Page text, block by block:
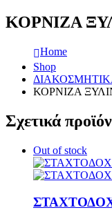
ΚΟΡΝΙΖΑ
Home
Shop
ΚΟΡΝΙΖΑ
Σχετικά
Out of stock